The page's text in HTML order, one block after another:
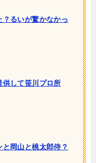
るいが驚かなかっ
供して笹川プロ所
岡山と桃太郎侍？